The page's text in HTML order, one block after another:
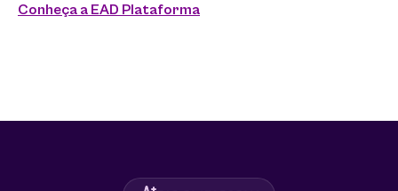
Conheça a EAD Plataforma